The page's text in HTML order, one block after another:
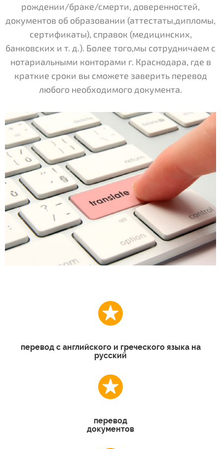
рождении/браке/смерти, доверенностей,
документов об образовании (аттестаты,дипломы,
сертификаты), справок (медицинских,
банковских и т. д.). Более того,мы сотрудничаем с
нотариальными конторами г. Краснодара, где в
краткие сроки вы сможете заверить перевод
любого необходимого документа.
перевод с английского и греческого языка на
русский
перевод
документов